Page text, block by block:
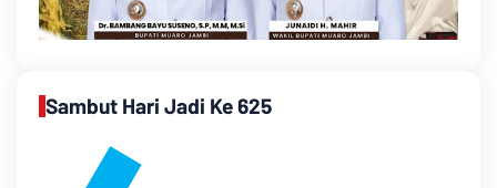
Sambut Hari Jadi Ke 625